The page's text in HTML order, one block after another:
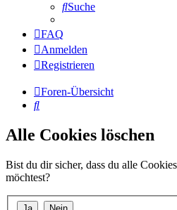
Suche
FAQ
Anmelden
Registrieren
Foren-Übersicht
Suche
Alle Cookies löschen
Bist du dir sicher, dass du alle
möchtest?